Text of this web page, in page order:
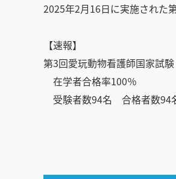
2025年2月16日に実施された
【速報】
第3回愛玩動物看護師国家試験
在学者合格率100％
受験者数94名 合格者数94